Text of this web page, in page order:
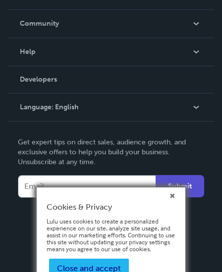
In The News
Community
Podcast
Help
Order Lookup
Knowledge Base
Contact Support
Developers
Language: English
Deutsch
Français
Italiano
Español
Get expert tips on direct sales, audience growth, and
exclusive offers to help you build your business.
Unsubscribe at any time.
Submit
Cookies & Privacy
Lulu uses cookies to create a personalized
experience on our site, analyze site usage, and
assist in our marketing efforts. Continuing to use
this site without updating your privacy settings
means you agree to our use of cookies.
Close and accept